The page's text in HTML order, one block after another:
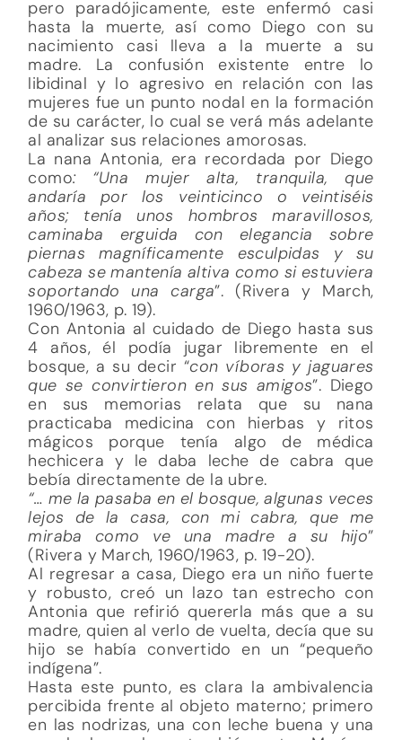
pero paradójicamente, este enfermó casi
hasta la muerte, así como Diego con su
nacimiento casi lleva a la muerte a su
madre. La confusión existente entre lo
libidinal y lo agresivo en relación con las
mujeres fue un punto nodal en la formación
de su carácter, lo cual se verá más adelante
al analizar sus relaciones amorosas.
La nana Antonia, era recordada por Diego
como: “Una mujer alta, tranquila, que
andaría por los veinticinco o veintiséis
años; tenía unos hombros maravillosos,
caminaba erguida con elegancia sobre
piernas magníficamente esculpidas y su
cabeza se mantenía altiva como si estuviera
soportando una carga”. (Rivera y March,
1960/1963, p. 19).
Con Antonia al cuidado de Diego hasta sus
4 años, él podía jugar libremente en el
bosque, a su decir “con víboras y jaguares
que se convirtieron en sus amigos”. Diego
en sus memorias relata que su nana
practicaba medicina con hierbas y ritos
mágicos porque tenía algo de médica
hechicera y le daba leche de cabra que
bebía directamente de la ubre.
“… me la pasaba en el bosque, algunas veces
lejos de la casa, con mi cabra, que me
miraba como ve una madre a su hijo”
(Rivera y March, 1960/1963, p. 19-20).
Al regresar a casa, Diego era un niño fuerte
y robusto, creó un lazo tan estrecho con
Antonia que refirió quererla más que a su
madre, quien al verlo de vuelta, decía que su
hijo se había convertido en un “pequeño
indígena”.
Hasta este punto, es clara la ambivalencia
percibida frente al objeto materno; primero
en las nodrizas, una con leche buena y una